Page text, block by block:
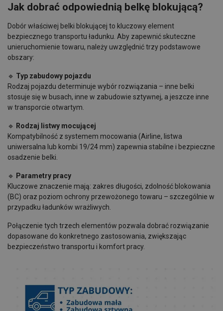
Jak dobrać odpowiednią belkę blokującą?
Dobór właściwej belki blokującej to kluczowy element
bezpiecznego transportu ładunku. Aby zapewnić skuteczne
unieruchomienie towaru, należy uwzględnić trzy podstawowe
obszary:
🔹 Typ zabudowy pojazdu
Rodzaj pojazdu determinuje wybór rozwiązania – inne belki
stosuje się w busach, inne w zabudowie sztywnej, a jeszcze inne
w transporcie otwartym.
🔹 Rodzaj listwy mocującej
Kompatybilność z systemem mocowania (Airline, listwa
uniwersalna lub kombi 19/24 mm) zapewnia stabilne i bezpieczne
osadzenie belki.
🔹 Parametry pracy
Kluczowe znaczenie mają: zakres długości, zdolność blokowania
(BC) oraz poziom ochrony przewożonego towaru – szczególnie w
przypadku ładunków wrażliwych.
Połączenie tych trzech elementów pozwala dobrać rozwiązanie
dopasowane do konkretnego zastosowania, zwiększając
bezpieczeństwo transportu i komfort pracy.